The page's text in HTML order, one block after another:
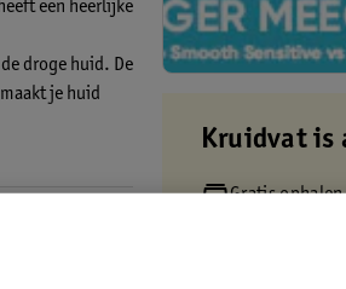
een heerlijke
droge huid. De
je huid
Kruidvat is
Gratis
Op
Gratis
Gratis